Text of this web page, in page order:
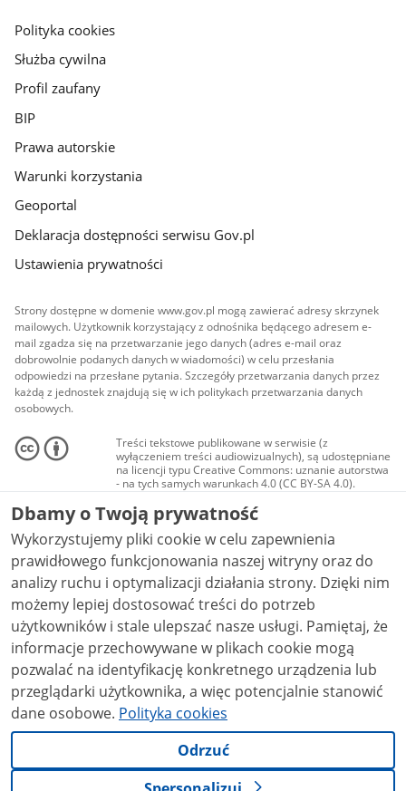
gov.pl
Polityka cookies
Służba cywilna
Profil zaufany
BIP
Prawa autorskie
Warunki korzystania
Geoportal
Deklaracja dostępności serwisu Gov.pl
Ustawienia prywatności
Strony dostępne w domenie www.gov.pl mogą zawierać adresy skrzynek
mailowych. Użytkownik korzystający z odnośnika będącego adresem e-
mail zgadza się na przetwarzanie jego danych (adres e-mail oraz
dobrowolnie podanych danych w wiadomości) w celu przesłania
odpowiedzi na przesłane pytania. Szczegóły przetwarzania danych przez
każdą z jednostek znajdują się w ich politykach przetwarzania danych
osobowych.
Treści tekstowe publikowane w serwisie (z
wyłączeniem treści audiowizualnych), są udostępniane
na licencji typu Creative Commons: uznanie autorstwa
- na tych samych warunkach 4.0 (CC BY-SA 4.0).
Materiały audiowizualne, w tym zdjęcia, materiały
audio i wideo, są udostępniane na licencji typu
Creative Commons: uznanie autorstwa użycie
niekomercyjne - bez utworów zależnych 4.0 (CC BY-
NC-ND 4.0), o ile nie jest to stwierdzone inaczej.
Dbamy o Twoją prywatność
Wykorzystujemy pliki cookie w celu zapewnienia
prawidłowego funkcjonowania naszej witryny oraz do
analizy ruchu i optymalizacji działania strony. Dzięki nim
możemy lepiej dostosować treści do potrzeb
użytkowników i stale ulepszać nasze usługi. Pamiętaj, że
informacje przechowywane w plikach cookie mogą
pozwalać na identyfikację konkretnego urządzenia lub
przeglądarki użytkownika, a więc potencjalnie stanowić
dane osobowe. Polityka cookies
Odrzuć